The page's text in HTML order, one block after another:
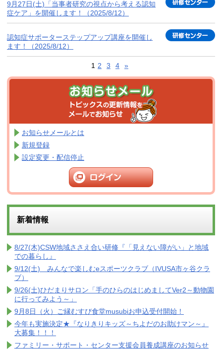
9月27日(土)「当事者研究の視点から考える認知
症ケア」を開催します！（2025/8/12）
認知症サポーターステップアップ講座を開催し
ます！（2025/8/12）
1 2 3 4 »
お知らせメールとは
新規登録
設定変更・配信停止
新着情報
8/27(木)CSW地域ささえ合い研修『「見えない障がい」と地域
での暮らし』
9/12(土) みんなで楽しむeスポーツクラブ（IVUSA市ヶ谷クラ
ブ）
9/26(土)ひだまりサロン「手のひらのはじめましてVer2～動物園
に行ってみよう～」
9月8日（火）ご縁むすび食堂musubiお申込受付開始！
今年も実施決定★『なりきりキッズ～ちよだのお助けマン～』
大募集！！！
ファミリー・サポート・センター支援会員養成講座のお知らせ